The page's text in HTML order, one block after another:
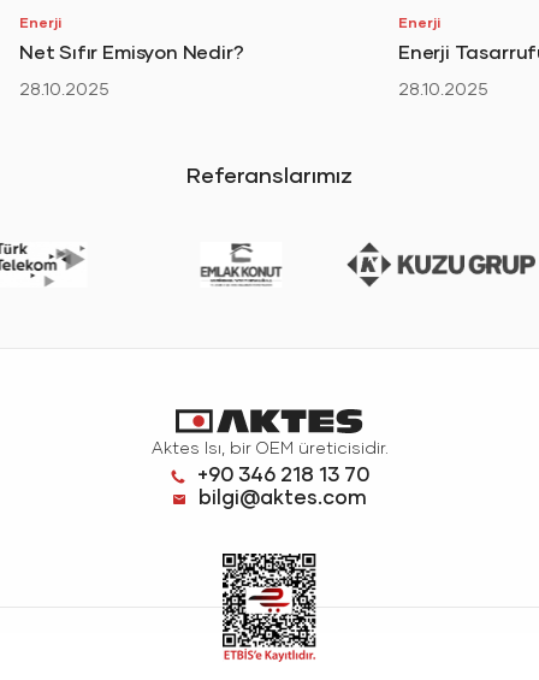
Enerji
28.10.2025
Net Sıfır Emisyon Nedir?
Enerji
28.10.2025
Enerji
Referanslarımız
Aktes Isı, bir OEM üreticisidir.
+90 346 218 13 70
bilgi@aktes.com